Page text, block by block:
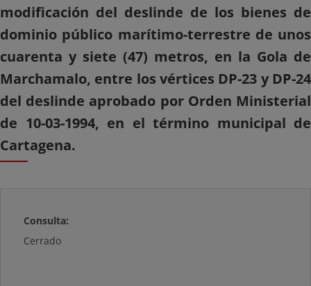
modificación del deslinde de los bienes de
dominio público marítimo-terrestre de unos
cuarenta y siete (47) metros, en la Gola de
Marchamalo, entre los vértices DP-23 y DP-24
del deslinde aprobado por Orden Ministerial
de 10-03-1994, en el término municipal de
Cartagena.
Consulta:
Cerrado